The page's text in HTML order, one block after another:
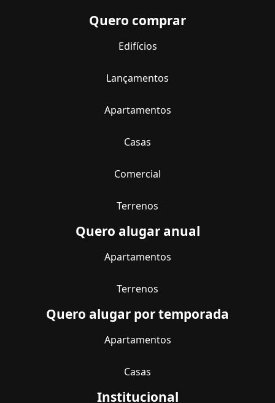
Quero comprar
Edifícios
Lançamentos
Apartamentos
Casas
Comercial
Terrenos
Quero alugar anual
Apartamentos
Terrenos
Quero alugar por temporada
Apartamentos
Casas
Institucional